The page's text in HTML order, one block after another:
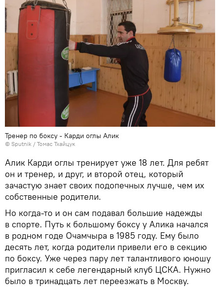
Тренер по боксу - Карди оглы Алик
© Sputnik / Томас Тхайцук
Алик Карди оглы тренирует уже 18 лет. Для ребят
он и тренер, и друг, и второй отец, который
зачастую знает своих подопечных лучше, чем их
собственные родители.
Но когда-то и он сам подавал большие надежды
в спорте. Путь к большому боксу у Алика начался
в родном годе Очамчыра в 1985 году. Ему было
десять лет, когда родители привели его в секцию
по боксу. Уже через пару лет талантливого юношу
пригласил к себе легендарный клуб ЦСКА. Нужно
было в тринадцать лет переезжать в Москву.